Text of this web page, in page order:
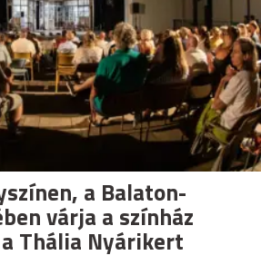
a Balaton-
várja a színház
Thália Nyárikert